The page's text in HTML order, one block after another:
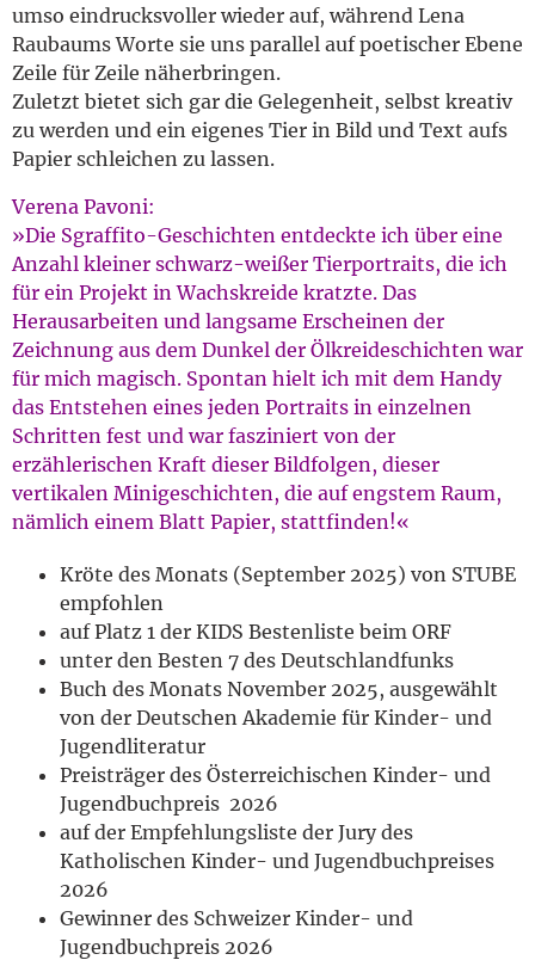
umso eindrucksvoller wieder auf, während Lena
Raubaums Worte sie uns parallel auf poetischer Ebene
Zeile für Zeile näherbringen.
Zuletzt bietet sich gar die Gelegenheit, selbst kreativ
zu werden und ein eigenes Tier in Bild und Text aufs
Papier schleichen zu lassen.
Verena Pavoni:
»Die Sgraffito-Geschichten entdeckte ich über eine
Anzahl kleiner schwarz-weißer Tierportraits, die ich
für ein Projekt in Wachskreide kratzte. Das
Herausarbeiten und langsame Erscheinen der
Zeichnung aus dem Dunkel der Ölkreideschichten war
für mich magisch. Spontan hielt ich mit dem Handy
das Entstehen eines jeden Portraits in einzelnen
Schritten fest und war fasziniert von der
erzählerischen Kraft dieser Bildfolgen, dieser
vertikalen Minigeschichten, die auf engstem Raum,
nämlich einem Blatt Papier, stattfinden!«
Kröte des Monats (September 2025) von STUBE
empfohlen
auf Platz 1 der KIDS Bestenliste beim ORF
unter den Besten 7 des Deutschlandfunks
Buch des Monats November 2025, ausgewählt
von der Deutschen Akademie für Kinder- und
Jugendliteratur
Preisträger des Österreichischen Kinder- und
Jugendbuchpreis 2026
auf der Empfehlungsliste der Jury des
Katholischen Kinder- und Jugendbuchpreises
2026
Gewinner des Schweizer Kinder- und
Jugendbuchpreis 2026